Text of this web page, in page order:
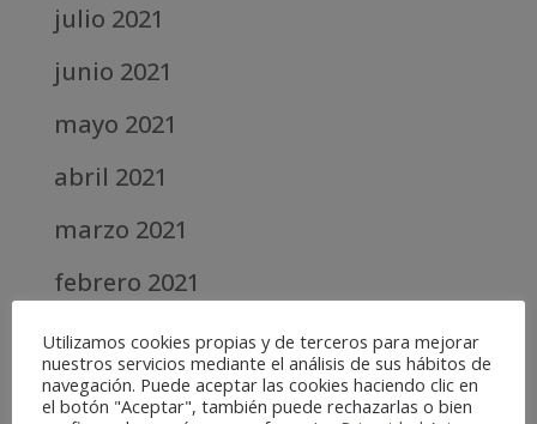
julio 2021
junio 2021
mayo 2021
abril 2021
marzo 2021
febrero 2021
diciembre 2020
abril 2020
Utilizamos cookies propias y de terceros para mejorar
nuestros servicios mediante el análisis de sus hábitos de
navegación. Puede aceptar las cookies haciendo clic en
el botón "Aceptar", también puede rechazarlas o bien